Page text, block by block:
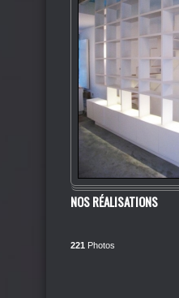
NOS RÉALISATIONS
221 Photos